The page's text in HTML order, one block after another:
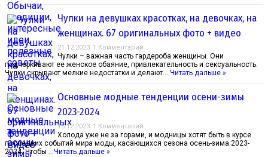
Чулки на девушках красотках, на девочках, на
женщинах. 67 оригинальных фото + видео
21.12.2023 1 Комментарий
Чулки – важная часть гардероба женщины. Они
подчеркивают ее женское обаяние, привлекательность и сексуальность.
Чулки скрывают мелкие недостатки и делают …Читать дальше »
Основные модные тенденции осени-зимы
2023-2024
13.12.2023 1 Комментарий
Холода уже не за горами, и модницы хотят быть в курсе
последних событий мира моды, касающихся сезона осень-зима 2023-
2024. Чтобы …Читать дальше »